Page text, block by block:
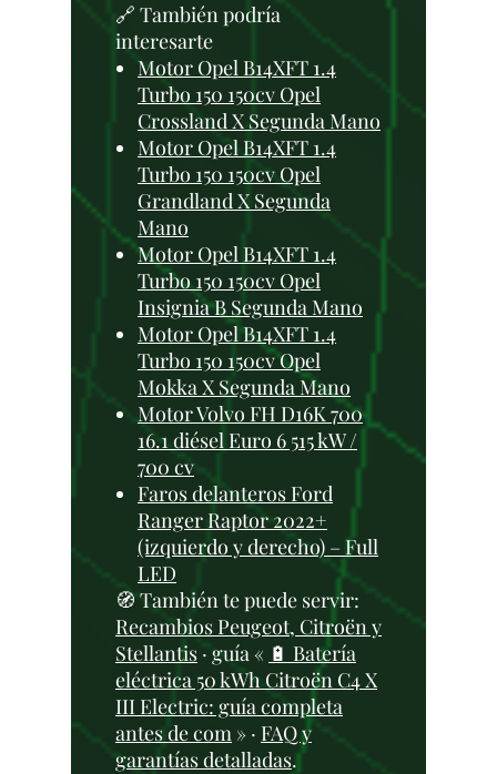
🔗 También podría
interesarte
Motor Opel B14XFT 1.4
Turbo 150 150cv Opel
Crossland X Segunda Mano
Motor Opel B14XFT 1.4
Turbo 150 150cv Opel
Grandland X Segunda
Mano
Motor Opel B14XFT 1.4
Turbo 150 150cv Opel
Insignia B Segunda Mano
Motor Opel B14XFT 1.4
Turbo 150 150cv Opel
Mokka X Segunda Mano
Motor Volvo FH D16K 700
16.1 diésel Euro 6 515 kW /
700 cv
Faros delanteros Ford
Ranger Raptor 2022+
(izquierdo y derecho) – Full
LED
🧭 También te puede servir:
Recambios Peugeot, Citroën y
Stellantis · guía « 🔋 Batería
eléctrica 50 kWh Citroën C4 X
III Electric: guía completa
antes de com » · FAQ y
garantías detalladas.